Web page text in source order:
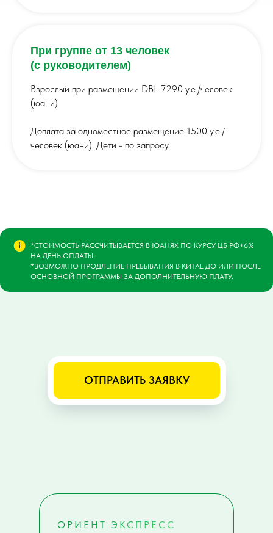
При группе от 13 человек
(с руководителем)
Взрослый при размещении DBL 7290 у.е./человек
(юани)
Доплата за одноместное размещение 1500 у.е./
человек (юани). Дети - по запросу.
*СТОИМОСТЬ РАССЧИТЫВАЕТСЯ В ЮАНЯХ ПО КУРСУ ЦБ РФ+6%
НА ДЕНЬ ОПЛАТЫ.
*ВОЗМОЖНО ПРОДЛЕНИЕ ПРЕБЫВАНИЯ В КИТАЕ ДО ИЛИ ПОСЛЕ
ОСНОВНОЙ ПРОГРАММЫ ЗА ДОПОЛНИТЕЛЬНУЮ ПЛАТУ.
ОТПРАВИТЬ ЗАЯВКУ
ОРИЕНТ ЭКСПРЕСС